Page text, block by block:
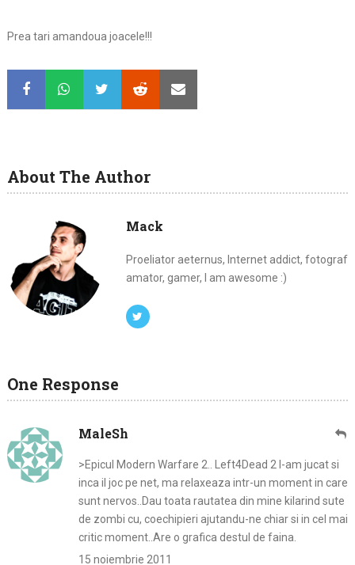
Prea tari amandoua joacele!!!
About The Author
Mack
Proeliator aeternus, Internet addict, fotograf
amator, gamer, I am awesome :)
One Response
MaleSh
>Epicul Modern Warfare 2.. Left4Dead 2 l-am jucat si
inca il joc pe net, ma relaxeaza intr-un moment in care
sunt nervos..Dau toata rautatea din mine kilarind sute
de zombi cu, coechipieri ajutandu-ne chiar si in cel mai
critic moment..Are o grafica destul de faina.
15 noiembrie 2011